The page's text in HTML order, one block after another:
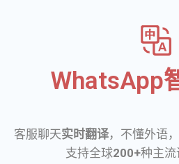
WhatsApp
客服聊天实时翻译，不懂外语
支持全球200+种主流